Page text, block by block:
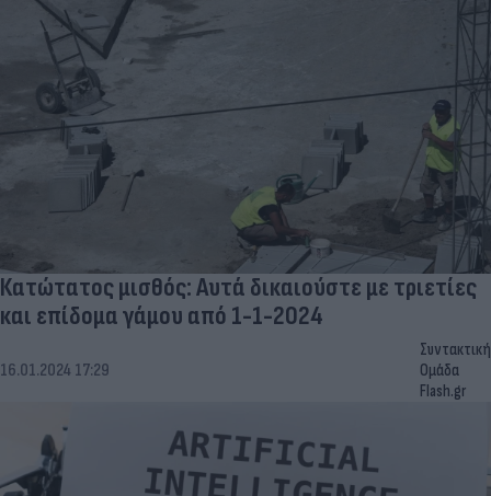
Κατώτατος μισθός: Αυτά δικαιούστε με τριετίες
και επίδομα γάμου από 1-1-2024
16.01.2024 17:29
Συντακτική
Ομάδα
Flash.gr